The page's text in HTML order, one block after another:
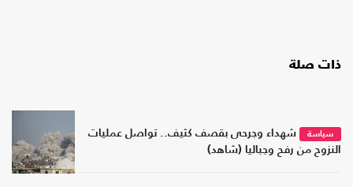
ذات صلة
سياسة
شهداء وجرحى بقصف كثيف.. تواصل عمليات
النزوح من رفح وجباليا (شاهد)